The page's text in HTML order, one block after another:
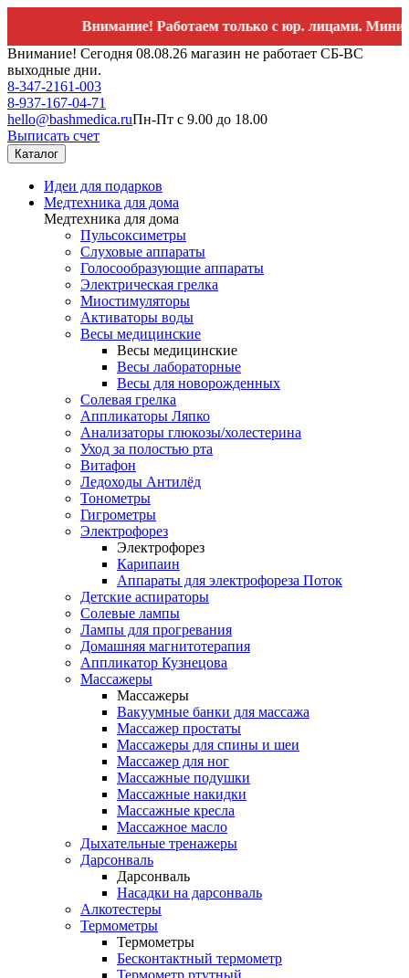
Внимание! Работаем только с юр. лицами.
Внимание! Сегодня 08.08.26 магазин не работает СБ-ВС
выходные дни.
8-347-2161-003
8-937-167-04-71
hello@bashmedica.ruПн-Пт с 9.00 до 18.00
Выписать счет
Каталог
Идеи для подарков
Медтехника для дома
Медтехника для дома
Пульсоксиметры
Слуховые аппараты
Голосообразующие аппараты
Электрическая грелка
Миостимуляторы
Активаторы воды
Весы медицинские
Весы медицинские
Весы лабораторные
Весы для новорожденных
Солевая грелка
Аппликаторы Ляпко
Анализаторы глюкозы/холестерина
Уход за полостью рта
Витафон
Ледоходы Антилёд
Тонометры
Гигрометры
Электрофорез
Электрофорез
Карипаин
Аппараты для электрофореза Поток
Детские аспираторы
Солевые лампы
Лампы для прогревания
Домашняя магнитотерапия
Аппликатор Кузнецова
Массажеры
Массажеры
Вакуумные банки для массажа
Массажер простаты
Массажеры для спины и шеи
Массажер для ног
Массажные подушки
Массажные накидки
Массажные кресла
Массажное масло
Дыхательные тренажеры
Дарсонваль
Дарсонваль
Насадки на дарсонваль
Алкотестеры
Термометры
Термометры
Бесконтактный термометр
Термометр ртутный